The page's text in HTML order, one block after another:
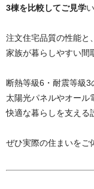
3棟を比較してご見学
注文住宅品質の性能と、
家族が暮らしやすい間
断熱等級6・耐震等級3
太陽光パネルやオール
快適な暮らしを支える
ぜひ実際の住まいをご